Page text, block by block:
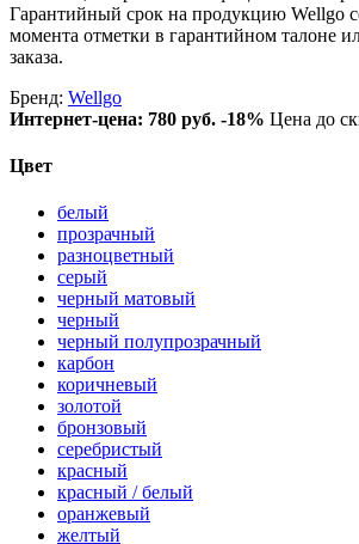
Гарантийный срок на продукцию Wellgo
момента отметки в гарантийном талоне
заказа.
Бренд: Wellgo
Интернет-цена: 780 руб. -18% Цена до
Цвет
белый
прозрачный
разноцветный
серый
черный матовый
черный
черный полупрозрачный
карбон
коричневый
золотой
бронзовый
серебристый
красный
красный / белый
оранжевый
желтый